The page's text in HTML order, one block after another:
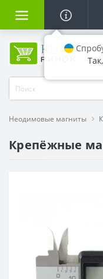
Неодимовые магниты
Крепёжные